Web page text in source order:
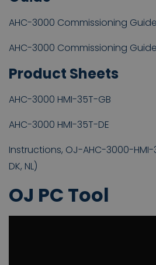
AHC-3000 Commissioning
AHC-3000 Commissioning
Product Sheets
AHC-3000 HMI-35T-GB
AHC-3000 HMI-35T-DE
Instructions, OJ-AHC-3000-HMI-
DK, NL)
OJ PC Tool